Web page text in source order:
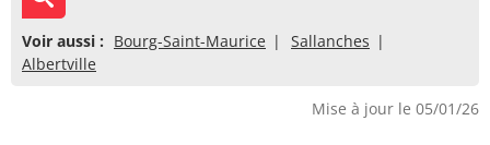
Voir aussi : Bourg-Saint-Maurice
Sallanches
Albertville
Mise à jour le 05/01/26